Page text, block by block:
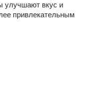
улучшают вкус и
привлекательным